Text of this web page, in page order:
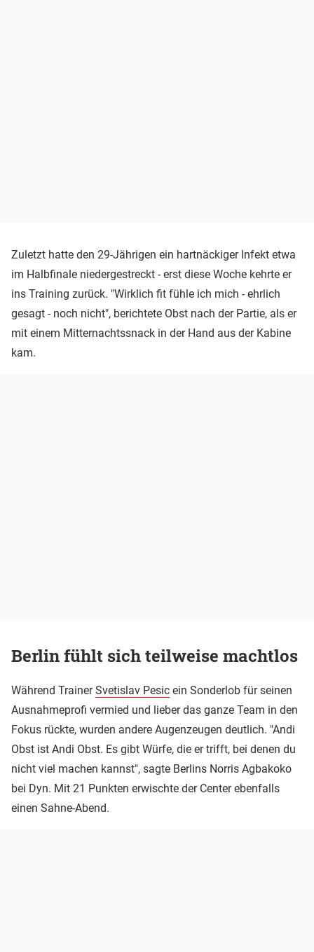
Zuletzt hatte den 29-Jährigen ein hartnäckiger Infekt etwa
im Halbfinale niedergestreckt - erst diese Woche kehrte er
ins Training zurück. "Wirklich fit fühle ich mich - ehrlich
gesagt - noch nicht", berichtete Obst nach der Partie, als er
mit einem Mitternachtssnack in der Hand aus der Kabine
kam.
Berlin fühlt sich teilweise machtlos
Während TrainerSvetislav Pesic ein Sonderlob für seinen
Ausnahmeprofi vermied und lieber das ganze Team in den
Fokus rückte, wurden andere Augenzeugen deutlich. "Andi
Obst ist Andi Obst. Es gibt Würfe, die er trifft, bei denen du
nicht viel machen kannst", sagte Berlins Norris Agbakoko
bei Dyn. Mit 21 Punkten erwischte der Center ebenfalls
einen Sahne-Abend.